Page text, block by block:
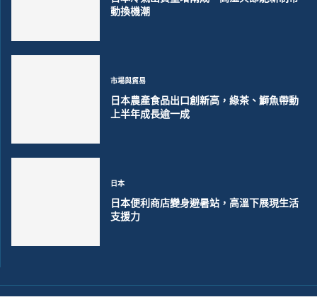
動換機潮
市場與貿易
日本農產食品出口創新高，綠茶、鰤魚帶動
上半年成長逾一成
日本
日本便利商店變身避暑站，高溫下展現生活
支援力